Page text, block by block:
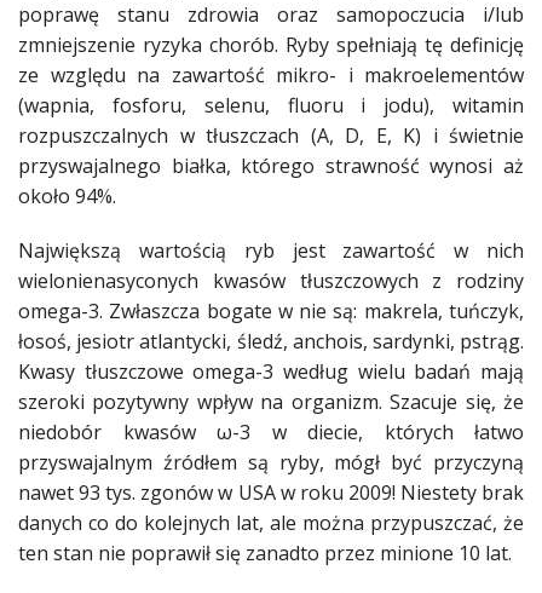
poprawę stanu zdrowia oraz samopoczucia i/lub
zmniejszenie ryzyka chorób. Ryby spełniają tę definicję
ze względu na zawartość mikro- i makroelementów
(wapnia, fosforu, selenu, fluoru i jodu), witamin
rozpuszczalnych w tłuszczach (A, D, E, K) i świetnie
przyswajalnego białka, którego strawność wynosi aż
około 94%.
Największą wartością ryb jest zawartość w nich
wielonienasyconych kwasów tłuszczowych z rodziny
omega-3. Zwłaszcza bogate w nie są: makrela, tuńczyk,
łosoś, jesiotr atlantycki, śledź, anchois, sardynki, pstrąg.
Kwasy tłuszczowe omega-3 według wielu badań mają
szeroki pozytywny wpływ na organizm. Szacuje się, że
niedobór kwasów ω-3 w diecie, których łatwo
przyswajalnym źródłem są ryby, mógł być przyczyną
nawet 93 tys. zgonów w USA w roku 2009! Niestety brak
danych co do kolejnych lat, ale można przypuszczać, że
ten stan nie poprawił się zanadto przez minione 10 lat.